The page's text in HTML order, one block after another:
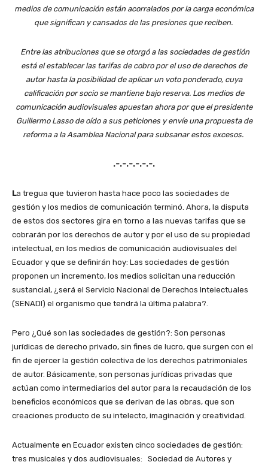
medios de comunicación están acorralados por la carga económica
que significan y cansados de las presiones que reciben.
Entre las atribuciones que se otorgó a las sociedades de gestión
está el establecer las tarifas de cobro por el uso de derechos de
autor hasta la posibilidad de aplicar un voto ponderado, cuya
calificación por socio se mantiene bajo reserva. Los medios de
comunicación audiovisuales apuestan ahora por que el presidente
Guillermo Lasso de oído a sus peticiones y envíe una propuesta de
reforma a la Asamblea Nacional para subsanar estos excesos.
.-.-.-.-.-.-.
La tregua que tuvieron hasta hace poco las sociedades de
gestión y los medios de comunicación terminó. Ahora, la disputa
de estos dos sectores gira en torno a las nuevas tarifas que se
cobrarán por los derechos de autor y por el uso de su propiedad
intelectual, en los medios de comunicación audiovisuales del
Ecuador y que se definirán hoy: Las sociedades de gestión
proponen un incremento, los medios solicitan una reducción
sustancial, ¿será el Servicio Nacional de Derechos Intelectuales
(SENADI) el organismo que tendrá la última palabra?.
Pero ¿Qué son las sociedades de gestión?: Son personas
jurídicas de derecho privado, sin fines de lucro, que surgen con el
fin de ejercer la gestión colectiva de los derechos patrimoniales
de autor. Básicamente, son personas jurídicas privadas que
actúan como intermediarios del autor para la recaudación de los
beneficios económicos que se derivan de las obras, que son
creaciones producto de su intelecto, imaginación y creatividad.
Actualmente en Ecuador existen cinco sociedades de gestión:
tres musicales y dos audiovisuales:
Sociedad de Autores y